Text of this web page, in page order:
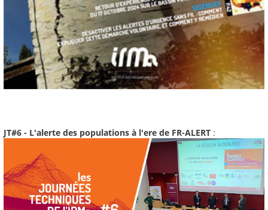
JT#6 - L'alerte des populations à l'ere de FR-ALERT :